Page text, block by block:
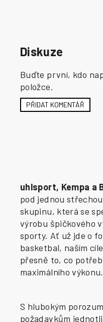
Diskuze
Buďte první, kdo
položce.
PŘIDAT KOMENTÁŘ
uhlsport, Kempa a
pod jednou
skupinu, která se
výrobu špičkového
sporty. Ať už jde o
basketbal, naším
přesně to, co
maximálního výkonu.
S hlubokým
požadavkům